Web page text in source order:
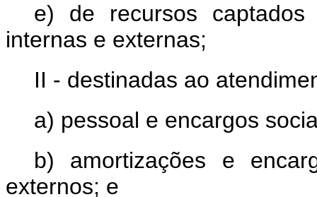
e) de recursos
internas e externas;
II - destinadas ao
a) pessoal e encargos
b) amortizações e
externos; e